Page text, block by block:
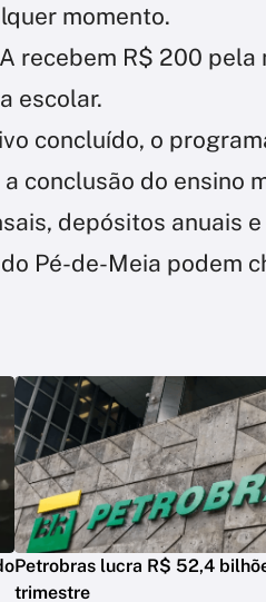
momento.
recebem R$ 200
escolar.
concluído, o
conclusão do ensino
depósitos anuais
Pé-de-Meia podem
Petrobras lucra R$ 52,4
trimestre